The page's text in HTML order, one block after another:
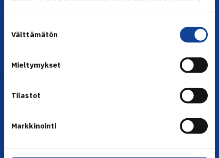
kun olet käyttänyt heidän palvelujaan.
valinta
Välttämätön
Mieltymykset
Tilastot
Markkinointi
Lataa OmaTennis!YHTEYSTIEDOT
Puh. 010 574 3959
Muina aikoina olkaa yhteydessä